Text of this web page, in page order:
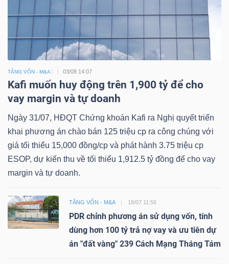
TĂNG VỐN - M&A 03/08 14:07
Kafi muốn huy động trên 1,900 tỷ để cho
vay margin và tự doanh
Ngày 31/07, HĐQT Chứng khoán Kafi ra Nghị quyết triển
khai phương án chào bán 125 triệu cp ra công chúng với
giá tối thiểu 15,000 đồng/cp và phát hành 3.75 triệu cp
ESOP, dự kiến thu về tối thiểu 1,912.5 tỷ đồng để cho vay
margin và tự doanh.
TĂNG VỐN - M&A 18/07 11:56
PDR chỉnh phương án sử dụng vốn, tính
dùng hơn 100 tỷ trả nợ vay và ưu tiên dự
án "đất vàng" 239 Cách Mạng Tháng Tám